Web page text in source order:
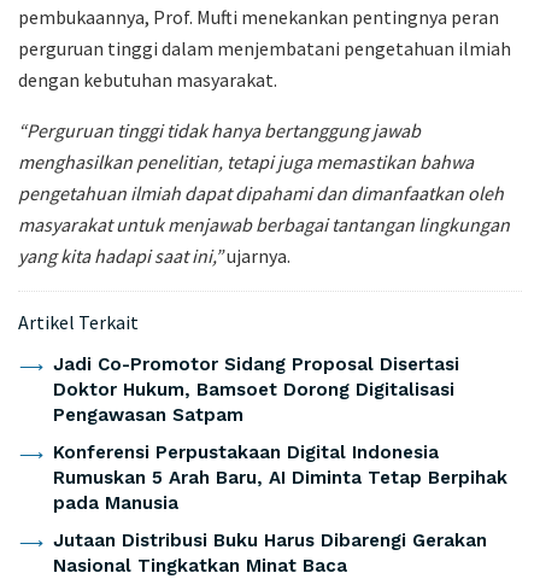
pembukaannya, Prof. Mufti menekankan pentingnya peran
perguruan tinggi dalam menjembatani pengetahuan ilmiah
dengan kebutuhan masyarakat.
“Perguruan tinggi tidak hanya bertanggung jawab
menghasilkan penelitian, tetapi juga memastikan bahwa
pengetahuan ilmiah dapat dipahami dan dimanfaatkan oleh
masyarakat untuk menjawab berbagai tantangan lingkungan
yang kita hadapi saat ini,”ujarnya.
Artikel Terkait
Jadi Co-Promotor Sidang Proposal Disertasi
Doktor Hukum, Bamsoet Dorong Digitalisasi
Pengawasan Satpam
Konferensi Perpustakaan Digital Indonesia
Rumuskan 5 Arah Baru, AI Diminta Tetap Berpihak
pada Manusia
Jutaan Distribusi Buku Harus Dibarengi Gerakan
Nasional Tingkatkan Minat Baca